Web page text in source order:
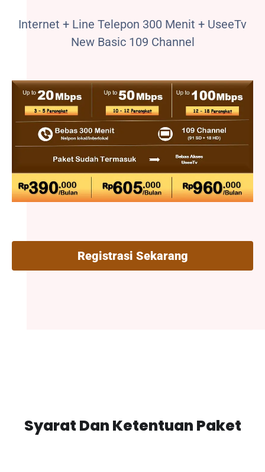
Internet + Line Telepon 300 Menit + UseeTv
New Basic 109 Channel
Registrasi Sekarang
Syarat Dan Ketentuan Paket